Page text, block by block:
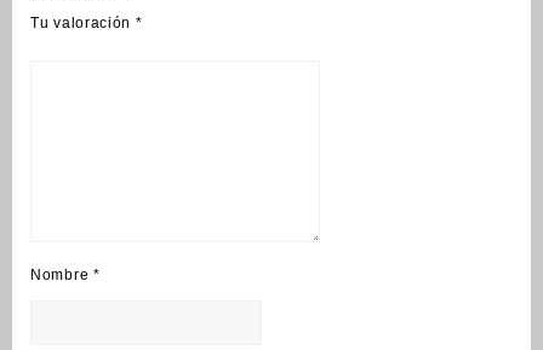
Tu valoración *
Nombre *